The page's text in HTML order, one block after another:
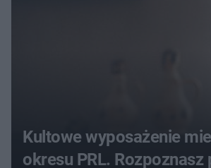
Kultowe wyposażenie
okresu PRL.